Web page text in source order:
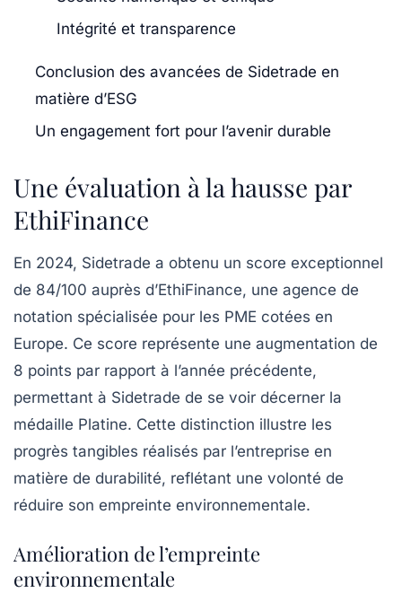
Intégrité et transparence
Conclusion des avancées de Sidetrade en
matière d’ESG
Un engagement fort pour l’avenir durable
Une évaluation à la hausse par
EthiFinance
En 2024, Sidetrade a obtenu un score exceptionnel
de 84/100 auprès d’EthiFinance, une agence de
notation spécialisée pour les PME cotées en
Europe. Ce score représente une augmentation de
8 points par rapport à l’année précédente,
permettant à Sidetrade de se voir décerner la
médaille Platine. Cette distinction illustre les
progrès tangibles réalisés par l’entreprise en
matière de durabilité, reflétant une volonté de
réduire son empreinte environnementale.
Amélioration de l’empreinte
environnementale